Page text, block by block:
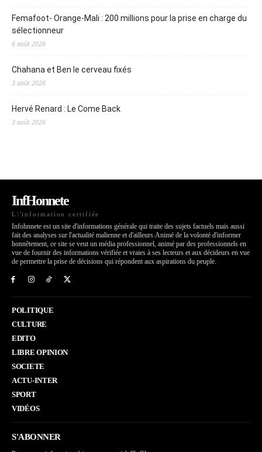
Femafoot- Orange-Mali : 200 millions pour la prise en charge du
sélectionneur
6 août 2026
Chahana et Ben le cerveau fixés
3 août 2026
Hervé Renard : Le Come Back
3 août 2026
InfHonnete
L\'information certifiée
Infohnnete est un site d'informations générale qui traite des sujets factuels mais aussi
fait des analyses sur l'actualité malienne et d'ailleurs.Animé de la volonté d'informer
honnêtement, ce site se veut un média professionnel, animé par des professionnels en
vue de fournir des informations vérifiée et vraies à ses lecteurs et aux décideurs en vue
de permettre la prise de décisions qui répondent aux aspirations du peuple.
POLITIQUE
CULTURE
EDITO
LIBRE OPINION
SOCIETE
ACTU-INTER
SPORT
VIDÉOS
S'ABONNER